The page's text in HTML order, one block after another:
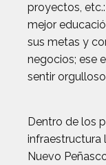
proyectos,
mejor
sus metas y
negocios; ese
sentir
Dentro de los
infraestructura
Nuevo